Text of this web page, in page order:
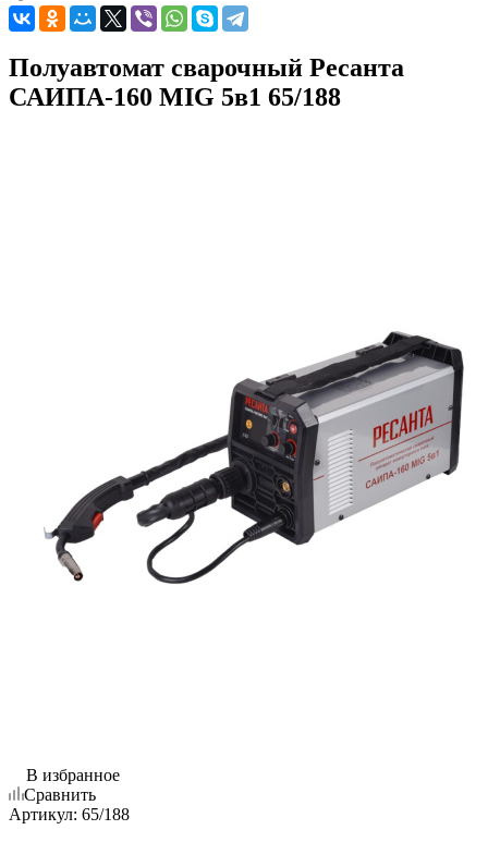
Полуавтомат сварочный Ресанта
САИПА-160 MIG 5в1 65/188
В избранное
Сравнить
Артикул: 65/188